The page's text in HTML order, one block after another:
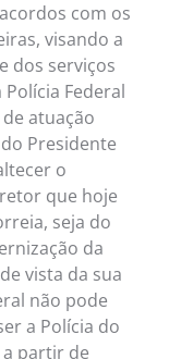
com os
visando a
dos serviços
Federal
atuação
Presidente
o
que hoje
seja do
da
vista da sua
não pode
a Polícia do
partir de